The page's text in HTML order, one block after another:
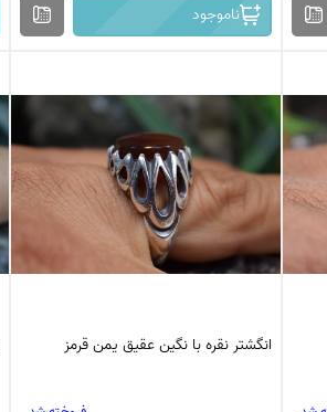
ناموجود
انگشتر نقره با نگین عقیق یمن قرمز